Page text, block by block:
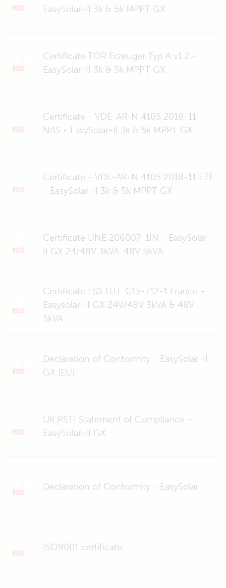
EasySolar-II 3k & 5k MPPT GX
Certificate TOR Erzeuger Typ A v1.2 -
EasySolar-II 3k & 5k MPPT GX
Certificate - VDE-AR-N 4105:2018-11
NAS - EasySolar-II 3k & 5k MPPT GX
Certificate - VDE-AR-N 4105:2018-11 EZE
- EasySolar-II 3k & 5k MPPT GX
Certificate UNE 206007-1IN - EasySolar-
II GX 24/48V 3kVA, 48V 5kVA
Certificate ESS UTE C15-712-1 France -
Easysolar-II GX 24V/48V 3kVA & 48V
5kVA
Declaration of Conformity - EasySolar-II
GX (EU)
UK PSTI Statement of Compliance -
EasySolar-II GX
Declaration of Conformity - EasySolar
ISO9001 certificate